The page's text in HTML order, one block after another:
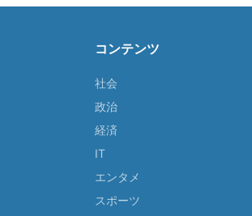
コンテンツ
社会
政治
経済
IT
エンタメ
スポーツ